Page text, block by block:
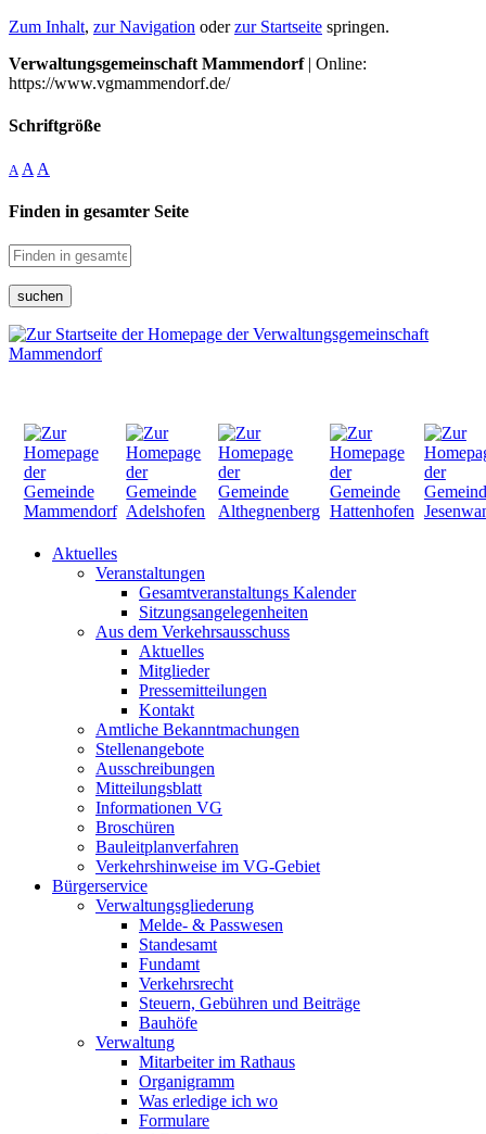
Zum Inhalt, zur Navigation oderzur Startseite springen.
Verwaltungsgemeinschaft Mammendorf| Online:
https://www.vgmammendorf.de/
Schriftgröße
A A A
Finden in gesamter Seite
suchen
Aktuelles
Veranstaltungen
Gesamtveranstaltungs Kalender
Sitzungsangelegenheiten
Aus dem Verkehrsausschuss
Aktuelles
Mitglieder
Pressemitteilungen
Kontakt
Amtliche Bekanntmachungen
Stellenangebote
Ausschreibungen
Mitteilungsblatt
Informationen VG
Broschüren
Bauleitplanverfahren
Verkehrshinweise im VG-Gebiet
Bürgerservice
Verwaltungsgliederung
Melde- & Passwesen
Standesamt
Fundamt
Verkehrsrecht
Steuern, Gebühren und Beiträge
Bauhöfe
Verwaltung
Mitarbeiter im Rathaus
Organigramm
Was erledige ich wo
Formulare